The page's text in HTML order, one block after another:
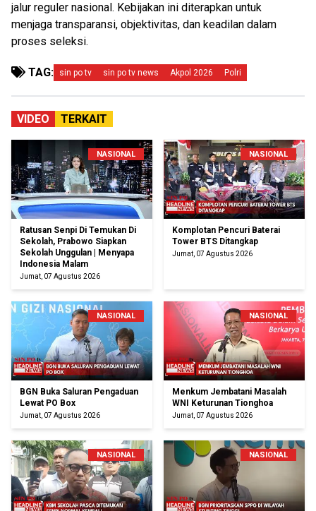
jalur reguler nasional. Kebijakan ini diterapkan untuk
menjaga transparansi, objektivitas, dan keadilan dalam
proses seleksi.
TAG: sin po tv sin po tv news Akpol 2026 Polri
VIDEO TERKAIT
NASIONAL
Ratusan Senpi Di Temukan Di
Sekolah, Prabowo Siapkan
Sekolah Unggulan | Menyapa
Indonesia Malam
Jumat, 07 Agustus 2026
NASIONAL
Komplotan Pencuri Baterai
Tower BTS Ditangkap
Jumat, 07 Agustus 2026
NASIONAL
BGN Buka Saluran Pengaduan
Lewat PO Box
Jumat, 07 Agustus 2026
NASIONAL
Menkum Jembatani Masalah
WNI Keturunan Tionghoa
Jumat, 07 Agustus 2026
NASIONAL NASIONAL